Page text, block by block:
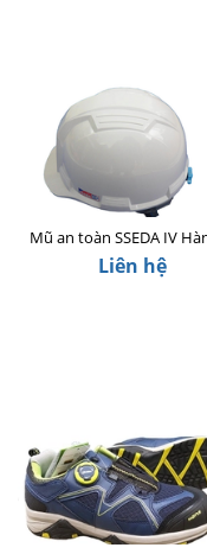
Liên hệ